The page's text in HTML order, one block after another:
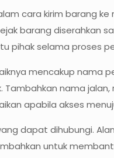
cara kirim barang
barang diserahkan
pihak selama proses
mencakup nama
nama
apabila akses
dapat dihubungi.
untuk